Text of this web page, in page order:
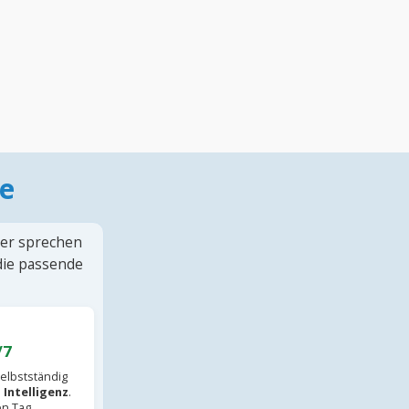
sprechen
passende
Intelligenz.